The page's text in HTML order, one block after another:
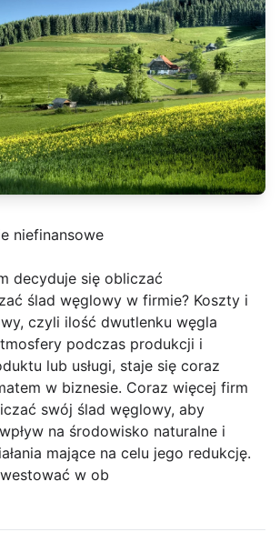
niefinansowe
decyduje się obliczać
ślad węglowy w firmie? Koszty i
czyli ilość dwutlenku węgla
podczas produkcji i
lub usługi, staje się coraz
w biznesie. Coraz więcej firm
swój ślad węglowy, aby
na środowisko naturalne i
mające na celu jego redukcję.
w ob